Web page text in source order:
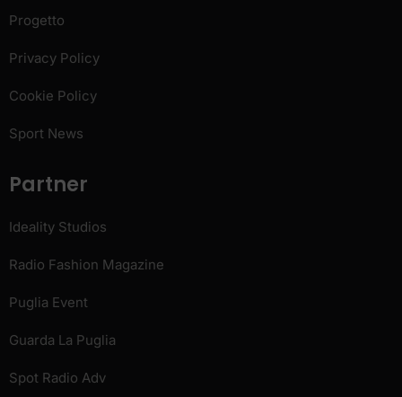
Progetto
Privacy Policy
Cookie Policy
Sport News
Partner
Ideality Studios
Radio Fashion Magazine
Puglia Event
Guarda La Puglia
Spot Radio Adv